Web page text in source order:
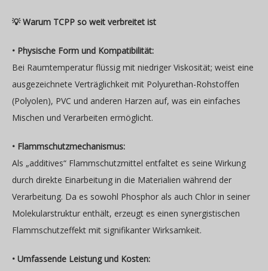
💡 Warum TCPP so weit verbreitet ist
• Physische Form und Kompatibilität:
Bei Raumtemperatur flüssig mit niedriger Viskosität; weist eine
ausgezeichnete Verträglichkeit mit Polyurethan-Rohstoffen
(Polyolen), PVC und anderen Harzen auf, was ein einfaches
Mischen und Verarbeiten ermöglicht.
• Flammschutzmechanismus:
Als „additives“ Flammschutzmittel entfaltet es seine Wirkung
durch direkte Einarbeitung in die Materialien während der
Verarbeitung. Da es sowohl Phosphor als auch Chlor in seiner
Molekularstruktur enthält, erzeugt es einen synergistischen
Flammschutzeffekt mit signifikanter Wirksamkeit.
• Umfassende Leistung und Kosten: